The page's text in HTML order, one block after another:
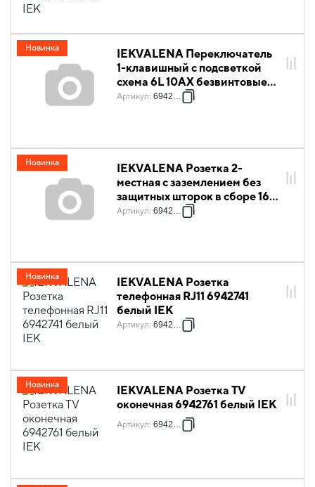
IEKVALENA Переключатель
1-клавишный с подсветкой
схема 6L 10АХ безвинтовые
зажимы 6942711 белый IEK
Артикул: 6942711
Новинка
IEKVALENA Розетка 2-
местная с заземлением без
защитных шторок в сборе 16А
6942721 белый IEK
Артикул: 6942721
Новинка
IEKVALENA Розетка
телефонная RJ11 6942741
белый IEK
Артикул: 6942741
Новинка
IEKVALENA Розетка TV
оконечная 6942761 белый IEK
Артикул: 6942761
Новинка